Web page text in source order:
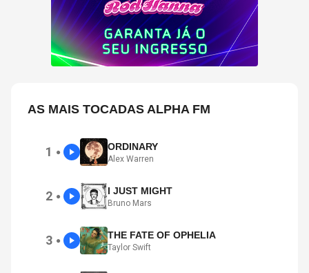
AS MAIS TOCADAS ALPHA FM
1 ● ORDINARY
Alex Warren
2 ● I JUST MIGHT
Bruno Mars
3 ● THE FATE OF OPHELIA
Taylor Swift